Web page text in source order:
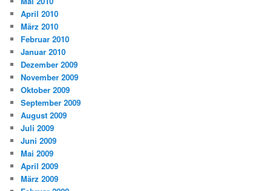
April 2010
März 2010
Februar 2010
Januar 2010
Dezember 2009
November 2009
Oktober 2009
September 2009
August 2009
Juli 2009
Juni 2009
Mai 2009
April 2009
März 2009